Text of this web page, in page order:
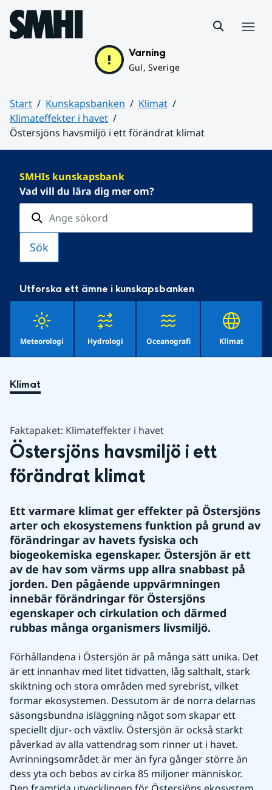
Hoppa till sidans innehåll
Varning
Gul, Sverige
Start Kunskapsbanken
Klimat
Klimateffekter i havet
Östersjöns havsmiljö i ett förändrat klimat
SMHIs kunskapsbank
Vad vill du lära dig mer om?
Utforska ett ämne i kunskapsbanken
Meteorologi Hydrologi Oceanografi Klimat
Klimat
Faktapaket: Klimateffekter i havet
Östersjöns havsmiljö i ett
förändrat klimat
Ett varmare klimat ger effekter på Östersjöns
arter och ekosystemens funktion på grund av
förändringar av havets fysiska och
biogeokemiska egenskaper. Östersjön är ett
av de hav som värms upp allra snabbast på
jorden. Den pågående uppvärmningen
innebär förändringar för Östersjöns
egenskaper och cirkulation och därmed
rubbas många organismers livsmiljö.
Förhållandena i Östersjön är på många sätt unika. Det
är ett innanhav med litet tidvatten, låg salthalt, stark
skiktning och stora områden med syrebrist, vilket
formar ekosystemen. Dessutom är de norra delarnas
säsongsbundna isläggning något som skapar ett
speciellt djur- och växtliv. Östersjön är också starkt
påverkad av alla vattendrag som rinner ut i havet.
Avrinningsområdet är mer än fyra gånger större än
dess yta och bebos av cirka 85 miljoner människor.